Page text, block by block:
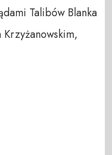
Talibów Blanka